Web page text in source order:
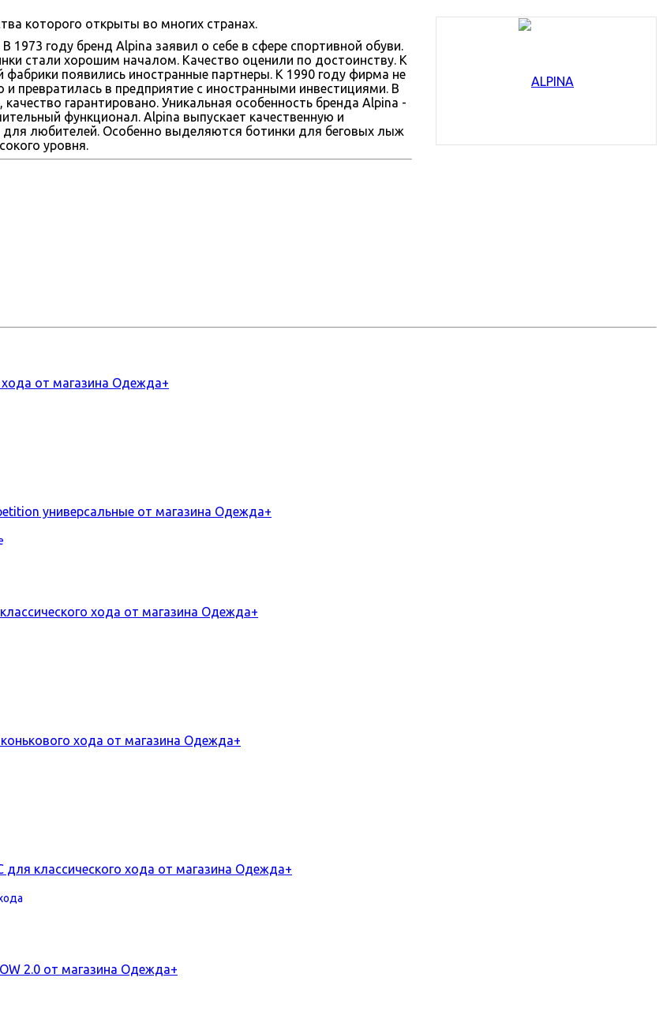
которого открыты во многих странах.
году бренд Alpina заявил о себе в сфере спортивной обуви.
стали хорошим началом. Качество оценили по достоинству. К
фабрики появились иностранные партнеры. К 1990 году фирма не
превратилась в предприятие с иностранными инвестициями. В
гарантировано. Уникальная особенность бренда Alpina -
функционал. Аlpina выпускает качественную и
любителей. Особенно выделяются ботинки для беговых лыж
уровня.